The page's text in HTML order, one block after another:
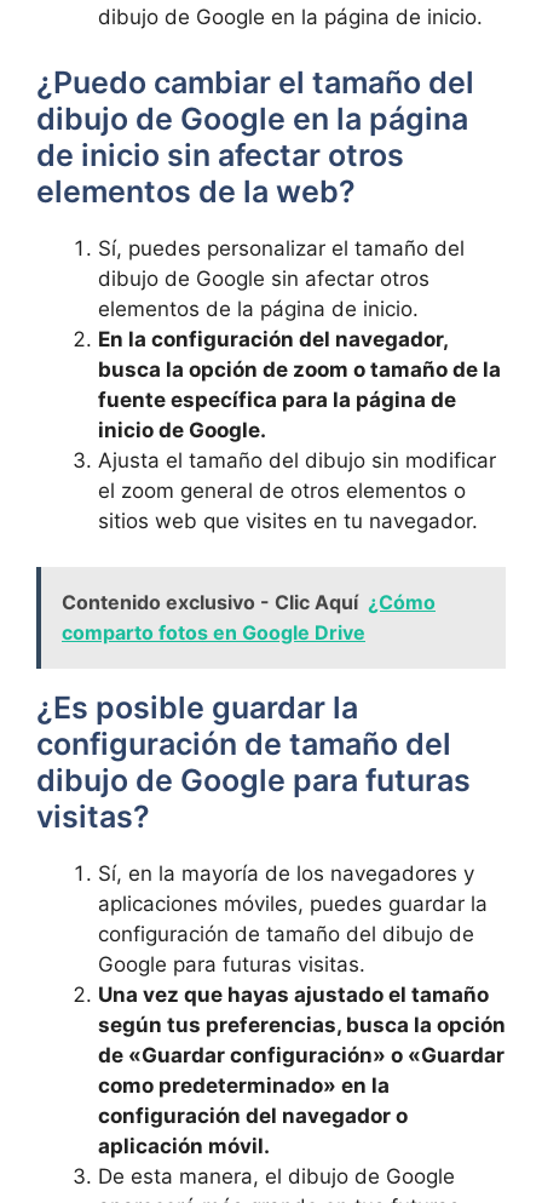
dibujo de Google en la página de ‍inicio.
¿Puedo cambiar el tamaño del
dibujo de Google en la página
de inicio sin afectar otros
elementos ‌de la web?
Sí, puedes personalizar el tamaño del
dibujo de‍ Google sin afectar otros
elementos de la página de inicio.
En la configuración del navegador,
busca la opción ⁣de zoom o⁤ tamaño de la
fuente específica para la página de
inicio de Google.
Ajusta el tamaño del dibujo sin modificar
el‍ zoom general de otros ⁢elementos⁢ o
sitios web que visites ⁢en tu navegador.
Contenido exclusivo - Clic Aquí ¿Cómo
comparto fotos en Google Drive
¿Es⁢ posible guardar la
configuración de tamaño ⁣del
dibujo de Google​ para futuras
visitas?
Sí, en la mayoría de los navegadores y
aplicaciones móviles, puedes ​guardar ⁢la
configuración de tamaño‌ del‌ dibujo de
Google para futuras visitas.
Una vez que hayas ajustado el tamaño
según‌ tus preferencias, busca la opción
de «Guardar configuración» o «Guardar⁤
como predeterminado» ​en la
configuración⁣ del navegador ​o
aplicación móvil.
De esta manera, el dibujo de Google